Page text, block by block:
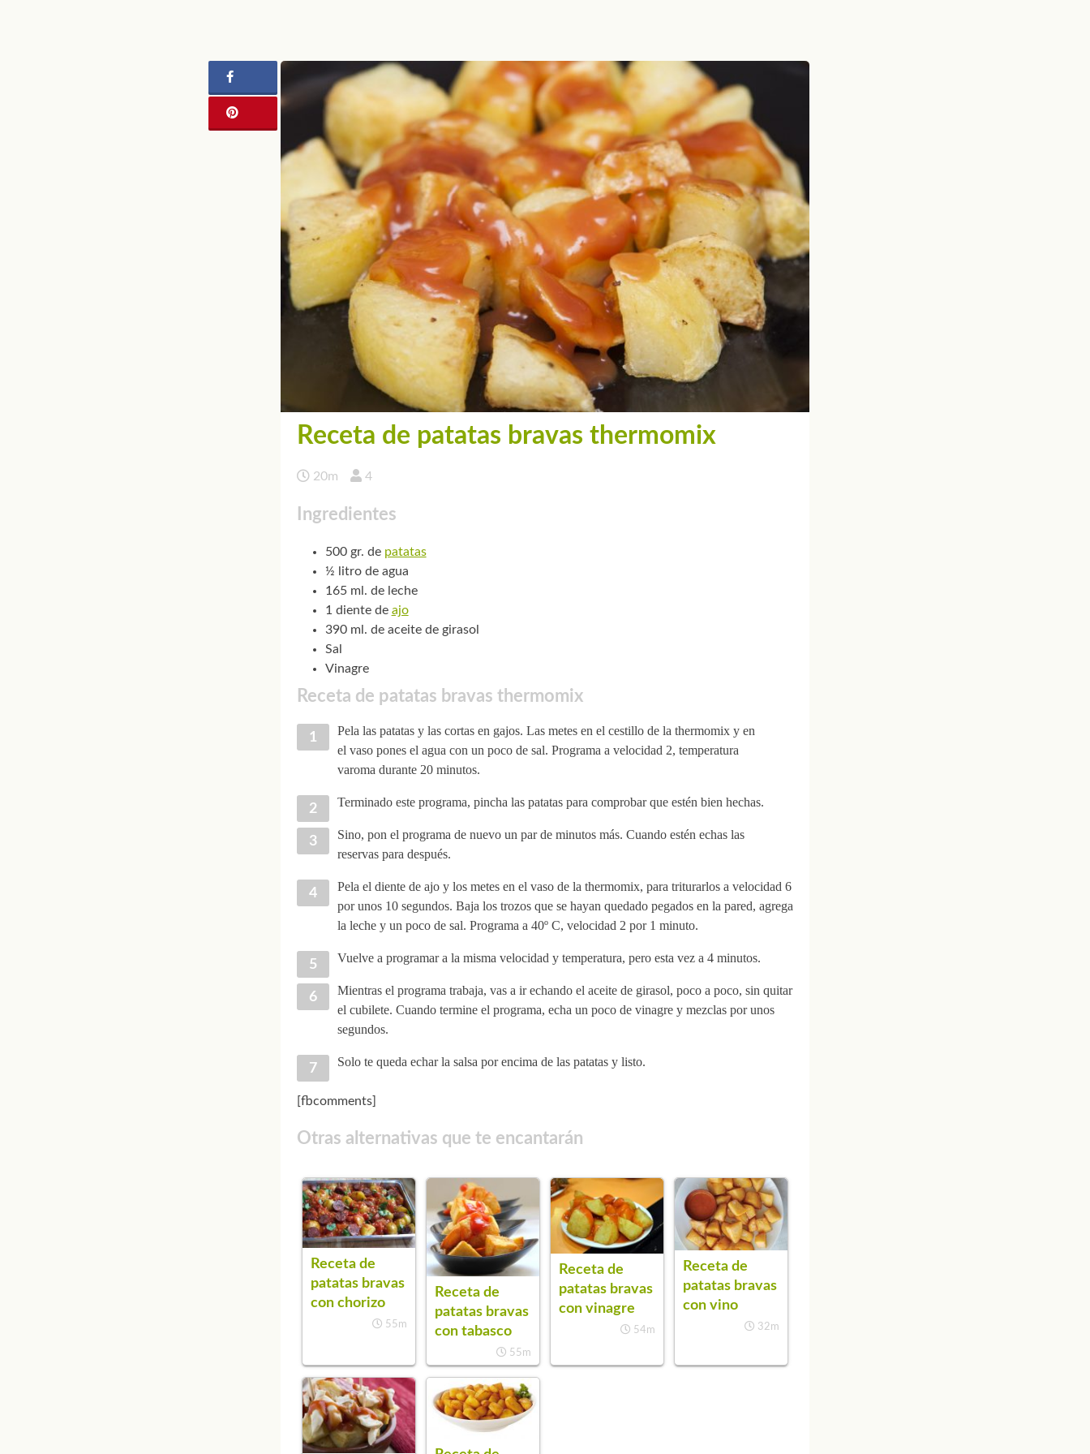
Receta de patatas bravas thermomix
20m 4
Ingredientes
500 gr. de patatas
½ litro de agua
165 ml. de leche
1 diente de ajo
390 ml. de aceite de girasol
Sal
Vinagre
Receta de patatas bravas thermomix
Pela las patatas y las cortas en gajos. Las metes en el cestillo de la thermomix y en
el vaso pones el agua con un poco de sal. Programa a velocidad 2, temperatura
varoma durante 20 minutos.
Terminado este programa, pincha las patatas para comprobar que estén bien hechas.
Sino, pon el programa de nuevo un par de minutos más. Cuando estén echas las
reservas para después.
Pela el diente de ajo y los metes en el vaso de la thermomix, para triturarlos a velocidad 6
por unos 10 segundos. Baja los trozos que se hayan quedado pegados en la pared, agrega
la leche y un poco de sal. Programa a 40º C, velocidad 2 por 1 minuto.
Vuelve a programar a la misma velocidad y temperatura, pero esta vez a 4 minutos.
Mientras el programa trabaja, vas a ir echando el aceite de girasol, poco a poco, sin quitar
el cubilete. Cuando termine el programa, echa un poco de vinagre y mezclas por unos
segundos.
Solo te queda echar la salsa por encima de las patatas y listo.
[fbcomments]
Otras alternativas que te encantarán
Receta de
patatas bravas
con chorizo
55m
Receta de
patatas bravas
con tabasco
55m
Receta de
patatas bravas
con vinagre
54m
Receta de
patatas bravas
con vino
32m